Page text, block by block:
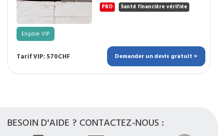
PRO Santé financière vérifiée
Eligible VIP
Tarif VIP: 570CHF Demander un devis gratuit >
BESOIN D'AIDE ? CONTACTEZ-NOUS :